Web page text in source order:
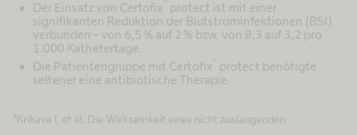
Der Einsatz von Certofix protect ist mit einer
signifikanten Reduktion der Blutstrominfektionen (BSI)
verbunden – von 6,5 % auf 2 % bzw. von 8,3 auf 3,2 pro
1.000 Kathetertage.
Die Patientengruppe mit Certofix protect benötigte
seltener eine antibiotische Therapie.
*Krikava I, et al. Die Wirksamkeit eines nicht auslaugenden